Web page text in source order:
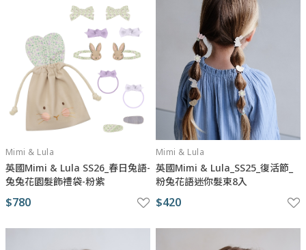
Mimi & Lula
英國Mimi & Lula SS26_春日兔語-
兔兔花園髮飾禮袋-粉紫
$780
Mimi & Lula
英國Mimi & Lula_SS25_復活節_
粉兔花語迷你髮束8入
$420